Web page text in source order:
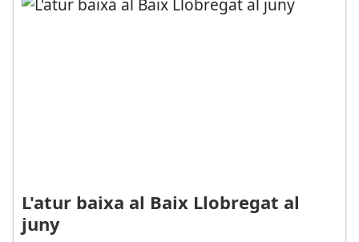
L'atur baixa al Baix Llobregat al
juny